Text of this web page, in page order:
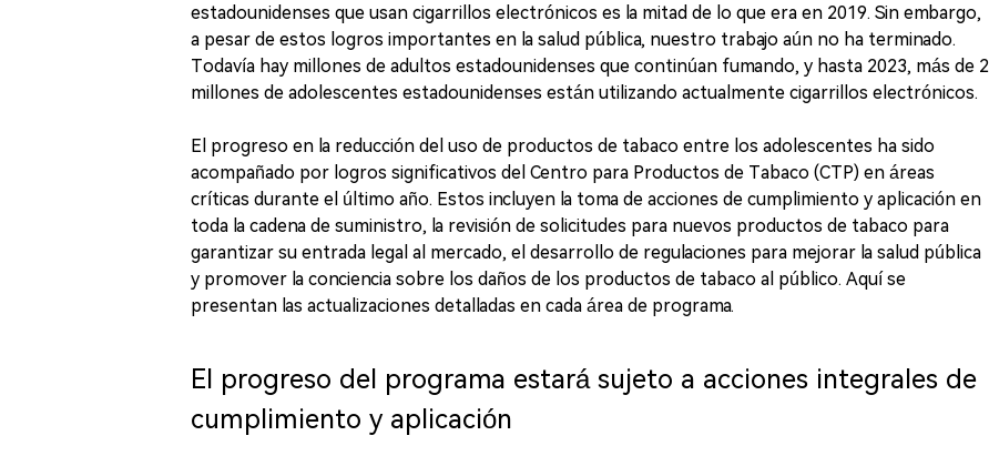
estadounidenses que usan cigarrillos electrónicos es la mitad de lo que era en 2019. Sin embargo,
a pesar de estos logros importantes en la salud pública, nuestro trabajo aún no ha terminado.
Todavía hay millones de adultos estadounidenses que continúan fumando, y hasta 2023, más de 2
millones de adolescentes estadounidenses están utilizando actualmente cigarrillos electrónicos.
El progreso en la reducción del uso de productos de tabaco entre los adolescentes ha sido
acompañado por logros significativos del Centro para Productos de Tabaco (CTP) en áreas
críticas durante el último año. Estos incluyen la toma de acciones de cumplimiento y aplicación en
toda la cadena de suministro, la revisión de solicitudes para nuevos productos de tabaco para
garantizar su entrada legal al mercado, el desarrollo de regulaciones para mejorar la salud pública
y promover la conciencia sobre los daños de los productos de tabaco al público. Aquí se
presentan las actualizaciones detalladas en cada área de programa.
El progreso del programa estará sujeto a acciones integrales de
cumplimiento y aplicación